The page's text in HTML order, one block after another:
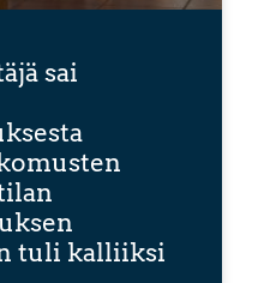
sai
tuli kalliiksi